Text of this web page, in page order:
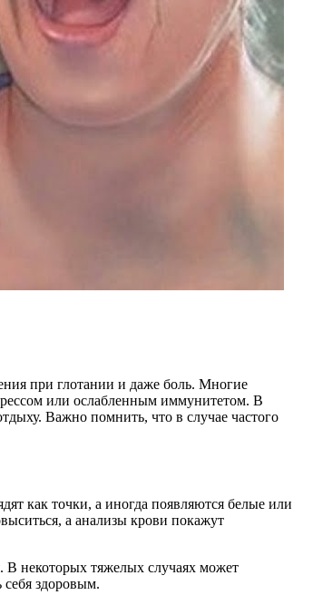
при глотании и даже боль. Многие
или ослабленным иммунитетом. В
Важно помнить, что в случае частого
как точки, а иногда появляются белые или
а анализы крови покажут
В некоторых тяжелых случаях может
себя здоровым.